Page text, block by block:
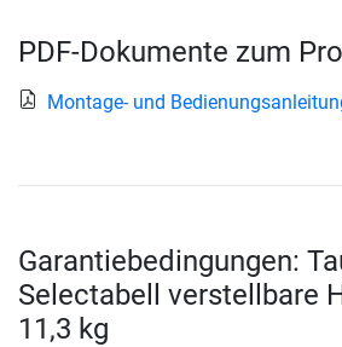
PDF-Dokumente zum
Montage- und
Garantiebedingungen:
Selectabell verstellbare
11,3 kg